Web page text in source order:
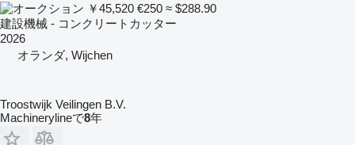
￥45,520 €250 ≈ $288.90
建設機械 - コンクリートカッター
2026
オランダ, Wijchen
Troostwijk Veilingen B.V.
Machinerylineで8年